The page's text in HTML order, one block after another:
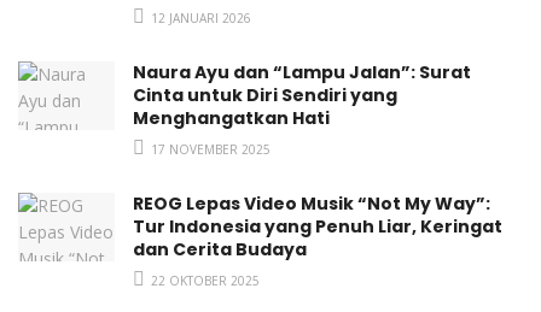
12 JANUARI 2026
Naura Ayu dan “Lampu Jalan”: Surat
Cinta untuk Diri Sendiri yang
Menghangatkan Hati
17 NOVEMBER 2025
REOG Lepas Video Musik “Not My Way”:
Tur Indonesia yang Penuh Liar, Keringat
dan Cerita Budaya
22 OKTOBER 2025